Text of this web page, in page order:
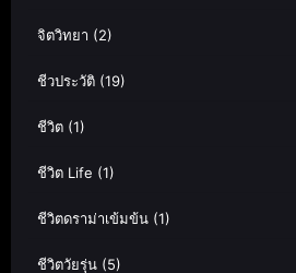
จิตวิทยา (2)
ชีวประวัติ (19)
ชีวิต (1)
ชีวิต Life (1)
ชีวิตดราม่าเข้มข้น (1)
ชีวิตวัยรุ่น (5)